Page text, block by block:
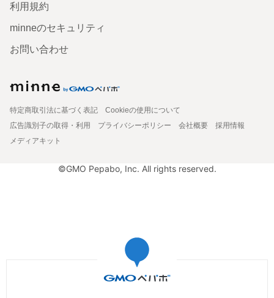
利用規約
minneのセキュリティ
お問い合わせ
特定商取引法に基づく表記
Cookieの使用について
広告識別子の取得・利用
プライバシーポリシー 会社概要
採用情報
メディアキット
©GMO Pepabo, Inc. All rights reserved.